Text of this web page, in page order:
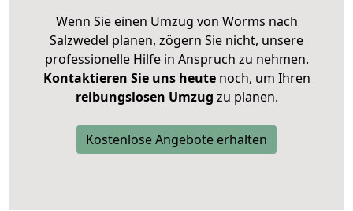
Wenn Sie einen Umzug von Worms nach
Salzwedel planen, zögern Sie nicht, unsere
professionelle Hilfe in Anspruch zu nehmen.
Kontaktieren Sie uns heutenoch, um Ihren
reibungslosen Umzug zu planen.
Kostenlose Angebote erhalten